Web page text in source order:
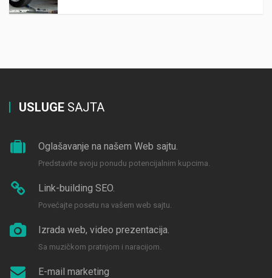
USLUGE SAJTA
Oglašavanje na našem Web sajtu.
Predstavite svoju ponudu potencijalnim kupcima.
Link-building SEO.
Povećajte posetu na vašem web sajtu.
Izrada web, video prezentacija.
Sa muzičkom pratnjom i naracijom.
E-mail marketing